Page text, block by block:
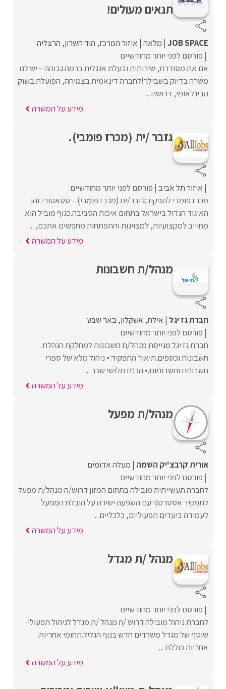
תנאים מעולים!
JOB SPACE מלאה איזור המרכז הוד השרון הרצליה
פורסם לפני יותר מחודשיים
אם את מסודרת, שירותית ובעלת אנגלית ברמה גבוהה – יש לנו
משרה בדיוק בשבילך!לחברה דינאמית בצמיחה, הפועלת בשוק
הבינלאומי, דרושה ...
מידע על המשרה
גזבר /ית (מכרז פומבי).
איזור תל אביב פורסם לפני יותר מחודשיים
מכרז פומבי לתפקיד:גזבר/ית (מכרז פומבי) – סטאטורי.זהו
האיגוד הגדול בישראל בתחום איכות הסביבה.כגוף מוביל הוא
מחוייב למקצועיות, למצוינות והתפתחות.מחפשים אתכם, ...
מידע על המשרה
מנהל/ת חשבונות
חברת גז יגל אילת אשקלון באר שבע
פורסם לפני יותר מחודשיים
חברת גז יגל מגייסת מנהל/ת חשבונות למחלקת הנהלת
חשבונות וכספים.תיאור התפקיד:• ניהול מלא של ספרי
חשבונות וחשבוניות.• הכנת תלושי שכר ...
מידע על המשרה
מנהל/ת מפעל
אורית קרבצ'יק השמה מעלה אדומים
פורסם לפני יותר מחודשיים
לחברה תעשייתית מובילה בתחום המזון דרוש/ה מנהל/ת מפעל
לתפקיד אסטרטגי עם השפעה ישירה על הובלת המפעל
לעמידה ביעדים תפעוליים, כלכליים ...
מידע על המשרה
מנהל /ת מגדל
פורסם לפני יותר מחודשיים
לחברת ניהול מובילה דרוש /ה מנהל /ת מגדל לניהול תפעולי
שוטף של מגדל משרדים חדש בנוף הגליל.תחומי אחריות:
אחריות כוללת ...
מידע על המשרה